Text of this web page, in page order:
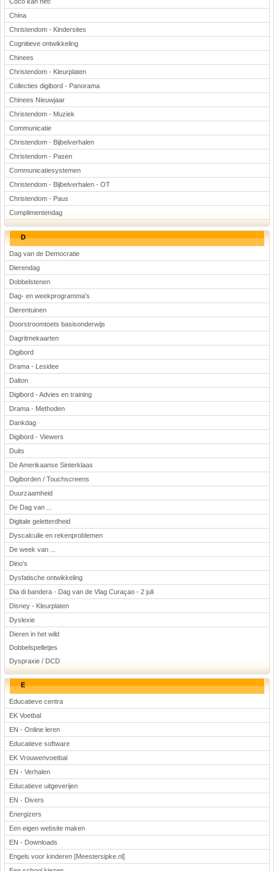
China
Christendom - Kindersites
Cognitieve ontwikkeling
Chinees
Christendom - Kleurplaten
Collecties digibord - Panorama
Chinees Nieuwjaar
Christendom - Muziek
Communicatie
Christendom - Bijbelverhalen
Christendom - Pasen
Communicatiesystemen
Christendom - Bijbelverhalen - OT
Christendom - Paus
Complimentendag
D
Dag van de Democratie
Dierendag
Dobbelstenen
Dag- en weekprogramma's
Dierentuinen
Doorstroomtoets basisonderwijs
Dagritmekaarten
Digibord
Drama - Lesidee
Dalton
Digibord - Advies en training
Drama - Methoden
Dankdag
Digibord - Viewers
Duits
De Amerikaanse Sinterklaas
Digiborden / Touchscreens
Duurzaamheid
De Dag van ...
Digitale geletterdheid
Dyscalculie en rekenproblemen
De week van ...
Dino's
Dysfatische ontwikkeling
Dia di bandera - Dag van de Vlag Curaçao - 2 juli
Disney - Kleurplaten
Dyslexie
Dieren in het wild
Dobbelspelletjes
Dyspraxie / DCD
E
Educatieve centra
EK Voetbal
EN - Online leren
Educatieve software
EK Vrouwenvoetbal
EN - Verhalen
Educatieve uitgeverijen
EN - Divers
Energizers
Een eigen website maken
EN - Downloads
Engels voor kinderen [Meestersipke.nl]